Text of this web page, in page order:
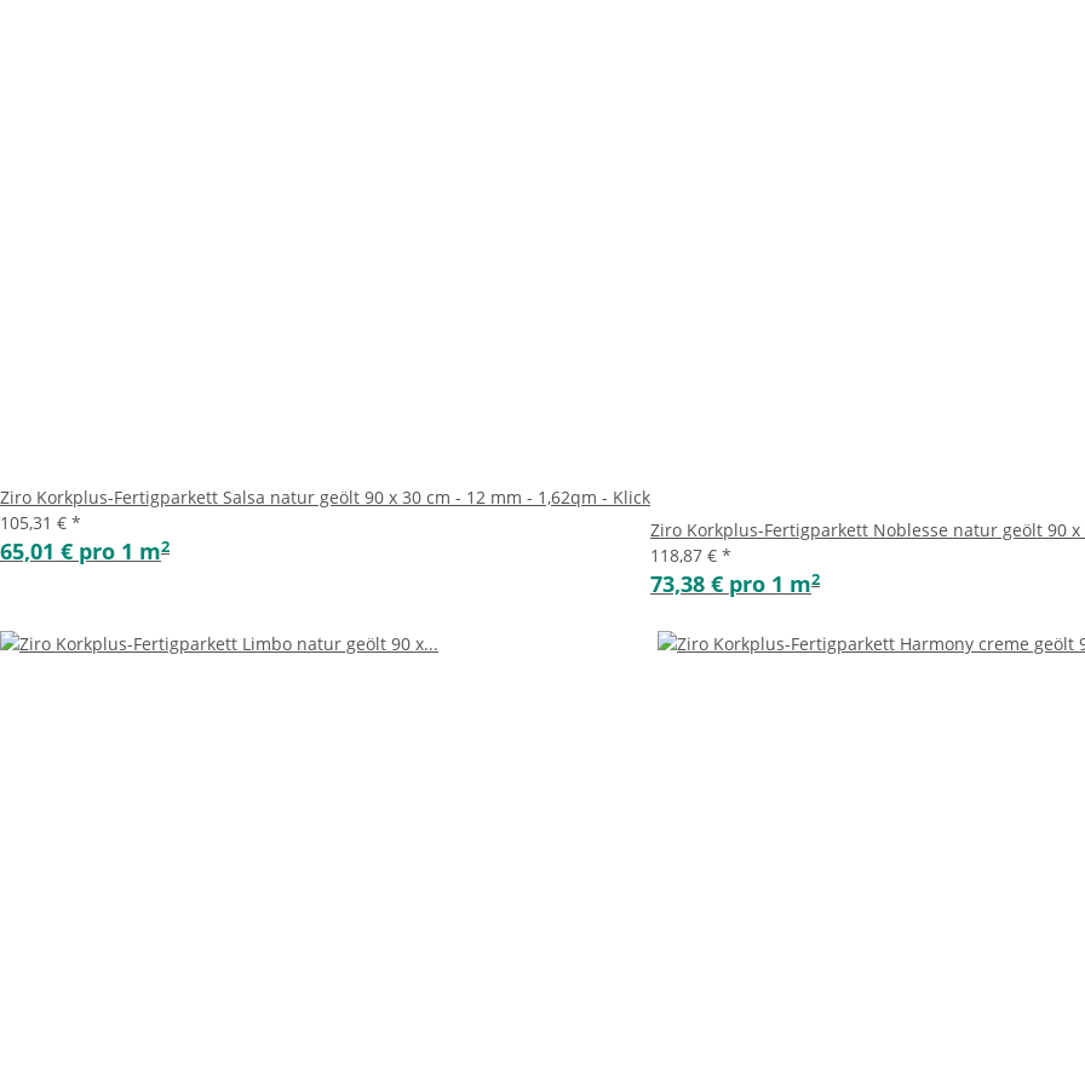
Ziro Korkplus-Fertigparkett Salsa natur geölt 90 x 30 cm - 12 mm - 1,62qm - Klick
105,31 € *
65,01 € pro 1 m2
Ziro Korkplus-Fertigparkett Noblesse natur geölt 90
118,87 € *
73,38 € pro 1 m2